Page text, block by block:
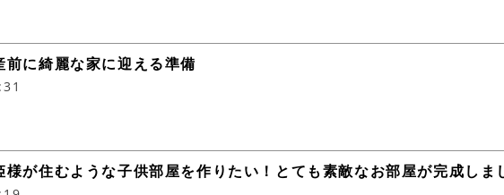
前に綺麗な家に迎える準備
様が住むような子供部屋を作りたい！とても素敵なお部屋が完成しま